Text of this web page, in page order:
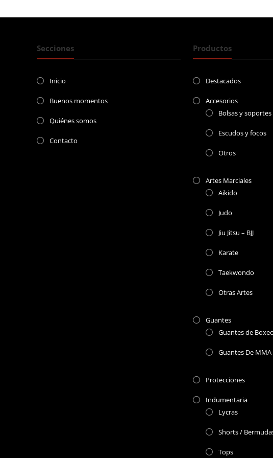
Secciones
Inicio
Buenos momentos
Quiénes somos
Contacto
Productos
Destacados
Accesorios
Bolsas y soportes
Escudos y focos
Otros
Artes Marciales
Aikido
Judo
Jiu Jitsu – BJJ
Karate
Taekwondo
Otras Artes
Guantes
Guantes de Boxeo
Guantes De MMA
Protecciones
Indumentaria
Lycras
Shorts /
Tops